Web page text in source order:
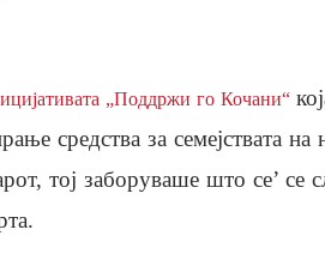
„Поддржи го Кочани“
средства за семејствата на
тој заборуваше што се’ се